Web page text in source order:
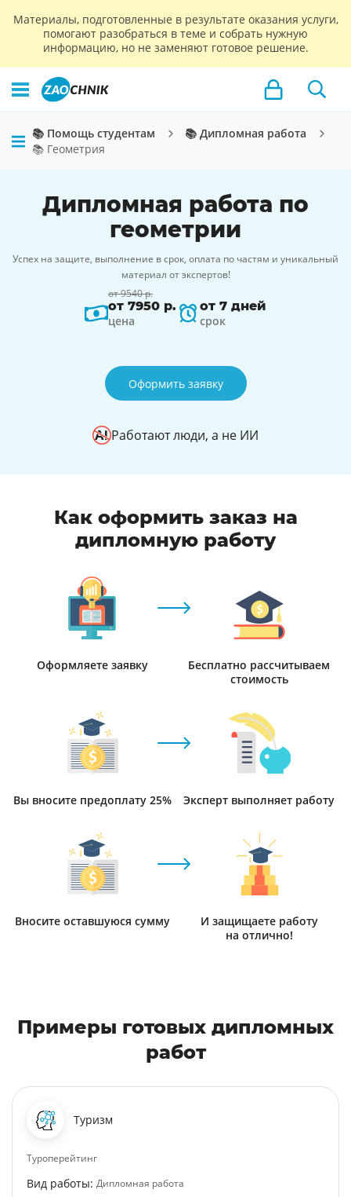
Материалы, подготовленные в результате оказания услуги,
помогают разобраться в теме и собрать нужную
информацию, но не заменяют готовое решение.
📚 Помощь студентам
📚 Дипломная работа
📚 Геометрия
Дипломная работа по
геометрии
Успех на защите, выполнение в срок, оплата по частям и уникальный
материал от экспертов!
от 9540 р.
от 7950 р.
цена
от 7 дней
срок
Оформить заявку
Работают люди, а не ИИ
Как оформить заказ на
дипломную работу
Оформляете заявку
Бесплатно рассчитываем
стоимость
Вы вносите предоплату 25% Эксперт выполняет работу
Вносите оставшуюся сумму
И защищаете работу
на отлично!
Примеры готовых дипломных
работ
Туризм
Туроперейтинг
Вид работы: Дипломная работа